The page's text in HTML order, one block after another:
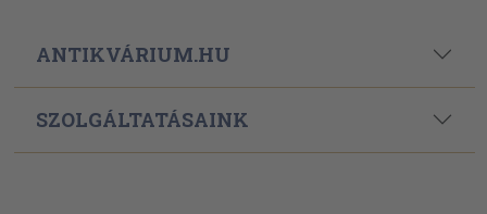
ANTIKVÁRIUM.HU
SZOLGÁLTATÁSAINK